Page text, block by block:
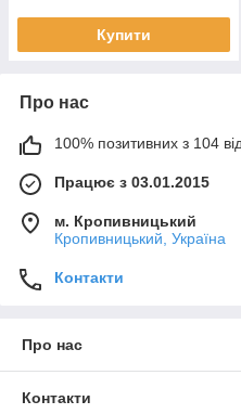
Купити
Про нас
100% позитивних з 104
Працює з 03.01.2015
м. Кропивницький
Кропивницький, Україна
Контакти
Про нас
Контакти